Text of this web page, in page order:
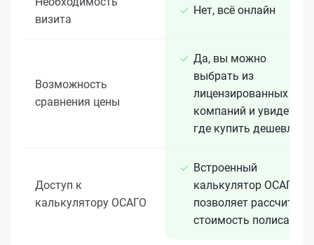
визита
Нет, всё онлайн
Возможность
сравнения цены
Да, вы можно
выбрать из
лицензированных 15+
компаний и увидеть,
где купить дешевле
Доступ к
калькулятору ОСАГО
Встроенный
калькулятор ОСАГО
позволяет рассчитать
стоимость полиса